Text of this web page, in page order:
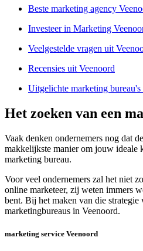
Beste marketing agency
Investeer in Marketing
Veelgestelde vragen uit
Recensies uit Veenoord
Uitgelichte marketing bureau's
Het zoeken van een
Vaak denken ondernemers nog dat
makkelijkste manier om jouw ideale
marketing bureau.
Voor veel ondernemers zal het niet
online marketeer, zij weten immers
bent. Bij het maken van die
marketingbureaus in Veenoord.
marketing service Veenoord